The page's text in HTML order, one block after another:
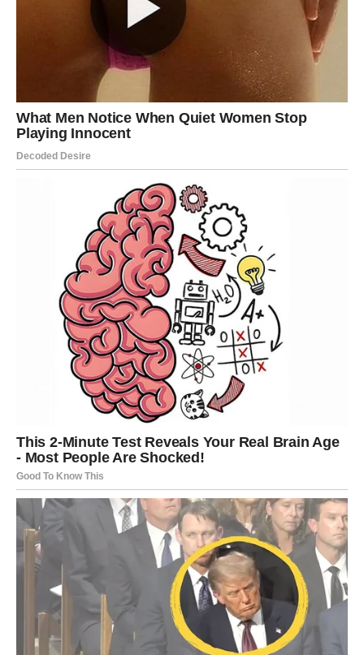
Osobe koje boluju od čira na želucu nalaze olakšanje kroz
njegovu upotrebu.
Može se pronaći olakšanje od zatvora uključivanjem ovog
korisnog rješenja. Poboljšanjem stanja srca i krvnih žila
pridonosi poboljšanju kardiovaskularnog zdravlja.
Prisutnost afti može se ublažiti uz pomoć ove otopine.
Listovi zelene i crne smokve posjeduju ljekovita svojstva,
što ih čini jednako vrijednima u terapeutske svrhe. Osim
za pripremu čaja, listovi se mogu žvakati i kao svestrani
lijek za čir na želucu, koji u raznim oblicima pruža
Proces dehidracije lišća
U doba kasnog proljeća, ljeta ili jeseni treba pažljivo
odabrati netaknute i živahne listove smokve sa stabla i
staviti ih na određeno mjesto za sušenje.
Za brži postupak sušenja preporuča se malo potrgati
listove prije nego ih stavite u hladan, dovoljno prozračen
prostor zaštićen od izravnog sunčevog svjetla. Lišće će
pokazivati ​​znakove suhoće tako što će izgledati uvelo i
lako se mrvi kada se lagano stisne.
Nakon što se začinsko bilje temeljito osuši, zdrobite ga, a
zatim zgnječeno bilje pohranite u staklenu posudu koja
ne zatvara zrak. Napitak koji se naziva čaj od lišća smokve
dobiva se od lišća biljke smokve.